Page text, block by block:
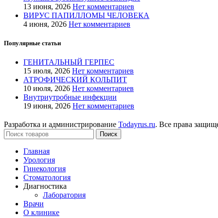
13 июня, 2026 Нет комментариев
ВИРУС ПАПИЛЛОМЫ ЧЕЛОВЕКА
4 июня, 2026 Нет комментариев
Популярные статьи
ГЕ­НИТАЛЬ­НЫЙ ГЕР­ПЕС
15 июля, 2026 Нет комментариев
АТРОФИЧЕСКИЙ КОЛЬПИТ
10 июля, 2026 Нет комментариев
Внутриутробные инфекции
19 июня, 2026 Нет комментариев
Разработка и администрирование Todayrus.ru. Все права
Поиск
Главная
Урология
Гинекология
Стоматология
Диагностика
Лаборатория
Врачи
О клинике